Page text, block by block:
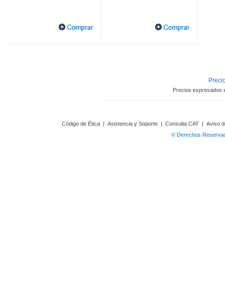
Precios expresados
Código de Ética | Asistencia y Soporte | Consulta CAT | Aviso
© Derechos